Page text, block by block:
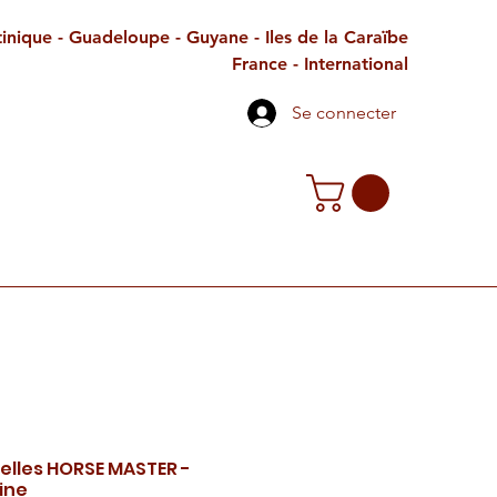
- Guadeloupe - Guyane - Iles de la Caraïbe
France - International
Se connecter
HORSE MASTER -